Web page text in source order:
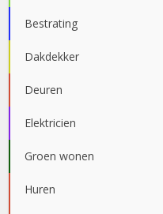
Bestrating
Dakdekker
Deuren
Elektricien
Groen wonen
Huren